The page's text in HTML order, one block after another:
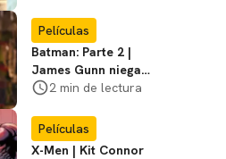
favoritos
Películas
Batman: Parte 2 |
James Gunn niega
que se filme la parte
2 min de lectura
Películas
X-Men | Kit Connor